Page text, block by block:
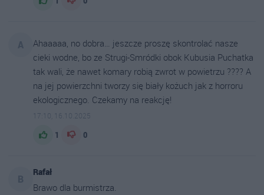
Ahaaaaa, no dobra… jeszcze proszę skontrolać nasze
cieki wodne, bo ze Strugi-Smródki obok Kubusia Puchatka
tak wali, że nawet komary robią zwrot w powietrzu ???? A
na jej powierzchni tworzy się biały kożuch jak z horroru
ekologicznego. Czekamy na reakcję!
17:10, 16.10.2025
1 0
Rafał
Brawo dla burmistrza.